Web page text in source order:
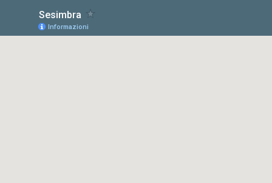
Sesimbra
Informazioni